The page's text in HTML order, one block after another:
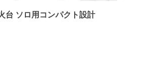
台 ソロ用コンパクト設計